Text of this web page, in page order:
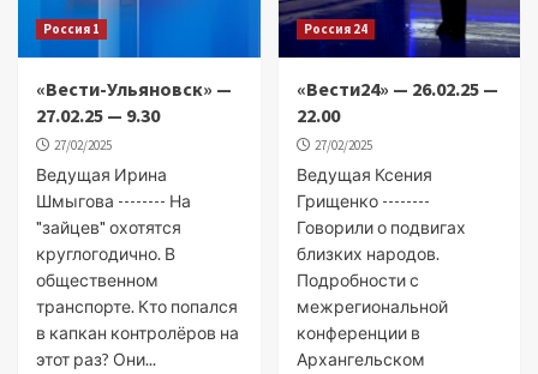
Россия 1
«Вести-Ульяновск» —
27.02.25 — 9.30
27/02/2025
Ведущая Ирина
Шмыгова -------- На
"зайцев" охотятся
круглогодично. В
общественном
транспорте. Кто попался
в капкан контролёров на
этот раз? Они...
Россия 24
«Вести24» — 26.02.25 —
22.00
27/02/2025
Ведущая Ксения
Грищенко --------
Говорили о подвигах
близких народов.
Подробности с
межрегиональной
конференции в
Архангельском